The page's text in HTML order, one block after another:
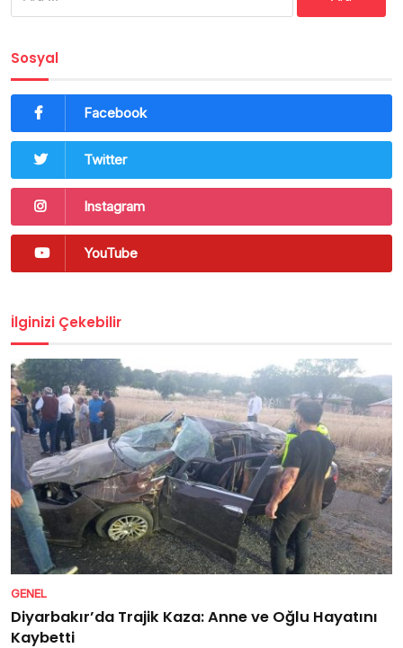
Sosyal
Facebook
Twitter
Instagram
YouTube
İlginizi Çekebilir
GENEL
Diyarbakır’da Trajik Kaza: Anne ve Oğlu Hayatını
Kaybetti